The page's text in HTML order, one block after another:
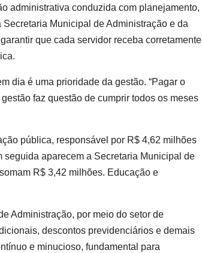
administrativa conduzida com planejamento,
Municipal de Administração e da
que cada servidor receba corretamente
dia é uma prioridade da gestão. “Pagar o
faz questão de cumprir todos os meses
pública, responsável por R$ 4,62 milhões
aparecem a Secretaria Municipal de
R$ 3,42 milhões. Educação e
Administração, por meio do setor de
descontos previdenciários e demais
e minucioso, fundamental para